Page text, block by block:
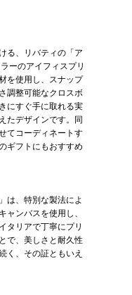
る、リバティの「ア
ーのアイフィスプリ
を使用し、スナップ
調整可能なクロスボ
にすぐ手に取れる実
たデザインです。同
てコーディネートす
ギフトにもおすすめ
は、特別な製法によ
ンバスを使用し、
タリアで丁寧にプリ
で、美しさと耐久性
く、その証ともいえ